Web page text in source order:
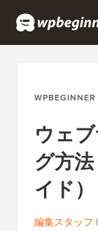
WPBEGINNER
ウェ
グ方
イド）
編集スタッフ |